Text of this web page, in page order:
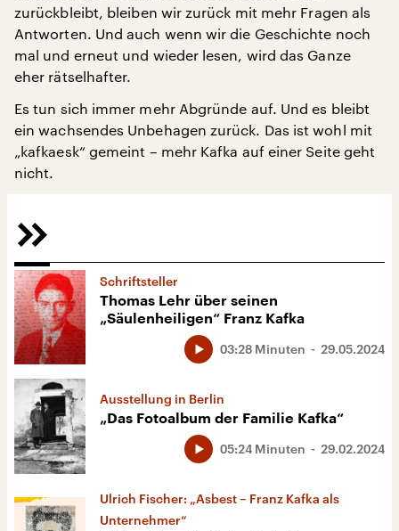
zurückbleibt, bleiben wir zurück mit mehr Fragen als
Antworten. Und auch wenn wir die Geschichte noch
mal und erneut und wieder lesen, wird das Ganze
eher rätselhafter.
Es tun sich immer mehr Abgründe auf. Und es bleibt
ein wachsendes Unbehagen zurück. Das ist wohl mit
„kafkaesk“ gemeint – mehr Kafka auf einer Seite geht
nicht.
Schriftsteller
Thomas Lehr über seinen
„Säulenheiligen“ Franz Kafka
29.05.2024
03:28 Minuten
Ausstellung in Berlin
„Das Fotoalbum der Familie Kafka“
29.02.2024
05:24 Minuten
Ulrich Fischer: „Asbest – Franz Kafka als
Unternehmer“